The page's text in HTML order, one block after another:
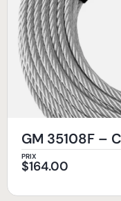
GM 35108F –
PRIX
$164.00